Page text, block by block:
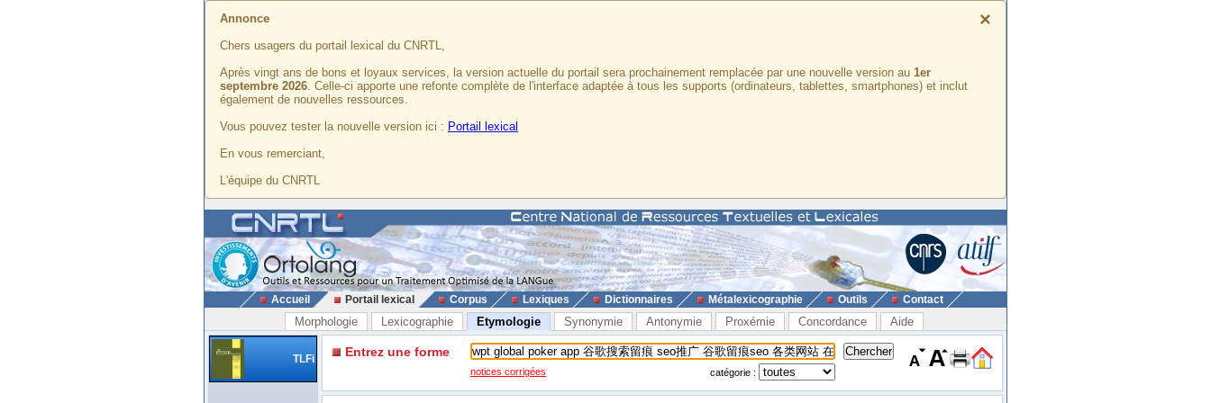
×
Annonce
Chers usagers du portail lexical du CNRTL,
Après vingt ans de bons et loyaux services, la version actuelle du portail sera prochainement remplacée par une nouvelle version au 1er
septembre 2026. Celle-ci apporte une refonte complète de l'interface adaptée à tous les supports (ordinateurs, tablettes, smartphones) et inclut
également de nouvelles ressources.
Vous pouvez tester la nouvelle version ici : Portail lexical
En vous remerciant,
L'équipe du CNRTL
Accueil Portail lexical Corpus Lexiques Dictionnaires Métalexicographie Outils Contact
Morphologie Lexicographie Etymologie Synonymie Antonymie Proxémie Concordance Aide
TLFi Entrez une forme
notices corrigées catégorie :